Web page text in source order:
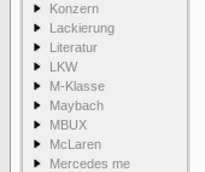
Konzern
Lackierung
Literatur
LKW
M-Klasse
Maybach
MBUX
McLaren
Mercedes me